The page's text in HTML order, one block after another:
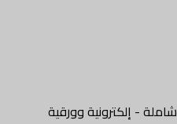
- إلكترونية وورقية